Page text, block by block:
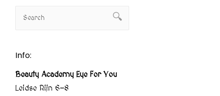
Info:
Beauty Academy Eye For You
Leidse Rijn 6-8